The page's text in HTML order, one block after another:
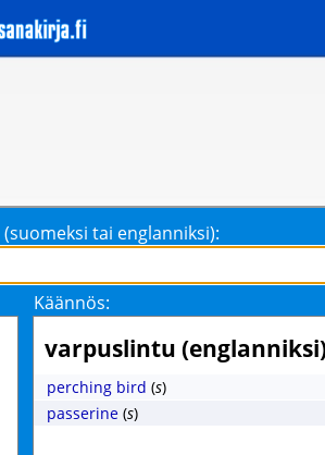
tai englanniksi):
Käännös:
varpuslintu
perching bird (s)
passerine (s)